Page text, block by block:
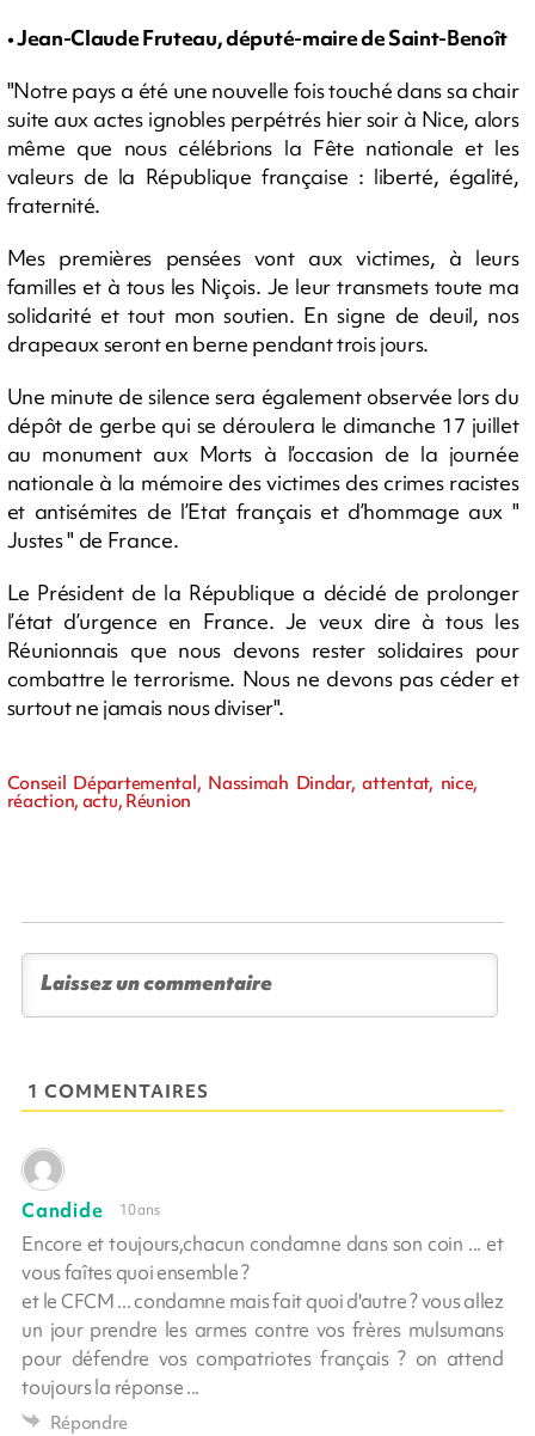
• Jean-Claude Fruteau, député-maire de Saint-Benoît
"Notre pays a été une nouvelle fois touché dans sa chair
suite aux actes ignobles perpétrés hier soir à Nice, alors
même que nous célébrions la Fête nationale et les
valeurs de la République française : liberté, égalité,
fraternité.
Mes premières pensées vont aux victimes, à leurs
familles et à tous les Niçois. Je leur transmets toute ma
solidarité et tout mon soutien. En signe de deuil, nos
drapeaux seront en berne pendant trois jours.
Une minute de silence sera également observée lors du
dépôt de gerbe qui se déroulera le dimanche 17 juillet
au monument aux Morts à l’occasion de la journée
nationale à la mémoire des victimes des crimes racistes
et antisémites de l’Etat français et d’hommage aux "
Justes " de France.
Le Président de la République a décidé de prolonger
l’état d’urgence en France. Je veux dire à tous les
Réunionnais que nous devons rester solidaires pour
combattre le terrorisme. Nous ne devons pas céder et
surtout ne jamais nous diviser".
Conseil Départemental, Nassimah Dindar, attentat, nice,
réaction, actu, Réunion
1 COMMENTAIRES
Candide 10 ans
Encore et toujours,chacun condamne dans son coin ... et
vous faîtes quoi ensemble ?
et le CFCM ... condamne mais fait quoi d'autre ? vous allez
un jour prendre les armes contre vos frères mulsumans
pour défendre vos compatriotes français ? on attend
toujours la réponse ...
Répondre